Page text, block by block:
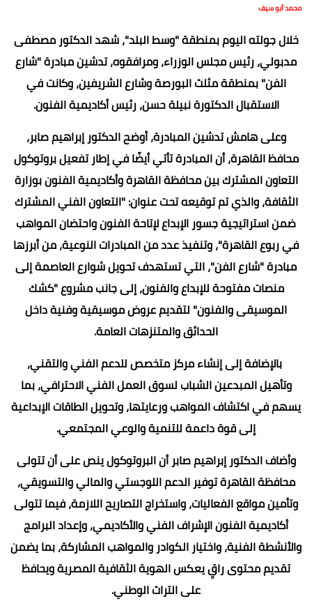
محمد أبو سيف
خلال جولته اليوم بمنطقة "وسط البلد"، شهد الدكتور مصطفى
مدبولي، رئيس مجلس الوزراء، ومرافقوه، تدشين مبادرة "شارع
الفن" بمنطقة مثلث البورصة وشارع الشريفين، وكانت في
الاستقبال الدكتورة نبيلة حسن، رئيس أكاديمية الفنون.
وعلى هامش تدشين المبادرة، أوضح الدكتور إبراهيم صابر،
محافظ القاهرة، أن المبادرة تأتي أيضًا في إطار تفعيل بروتوكول
التعاون المشترك بين محافظة القاهرة وأكاديمية الفنون بوزارة
الثقافة، والذي تم توقيعه تحت عنوان: "التعاون الفني المشترك
ضمن استراتيجية جسور الإبداع لإتاحة الفنون واحتضان المواهب
في ربوع القاهرة"، وتنفيذ عدد من المبادرات النوعية، من أبرزها
مبادرة "شارع الفن"، التي تستهدف تحويل شوارع العاصمة إلى
منصات مفتوحة للإبداع والفنون، إلى جانب مشروع "كشك
الموسيقى والفنون" لتقديم عروض موسيقية وفنية داخل
الحدائق والمتنزهات العامة.
بالإضافة إلى إنشاء مركز متخصص للدعم الفني والتقني،
وتأهيل المبدعين الشباب لسوق العمل الفني الاحترافي، بما
يسهم في اكتشاف المواهب ورعايتها، وتحويل الطاقات الإبداعية
إلى قوة داعمة للتنمية والوعي المجتمعي.
وأضاف الدكتور إبراهيم صابر أن البروتوكول ينص على أن تتولى
محافظة القاهرة توفير الدعم اللوجستي والمالي والتسويقي،
وتأمين مواقع الفعاليات، واستخراج التصاريح اللازمة، فيما تتولى
أكاديمية الفنون الإشراف الفني والأكاديمي، وإعداد البرامج
والأنشطة الفنية، واختيار الكوادر والمواهب المشاركة، بما يضمن
تقديم محتوى راقٍ يعكس الهوية الثقافية المصرية ويحافظ
على التراث الوطني.